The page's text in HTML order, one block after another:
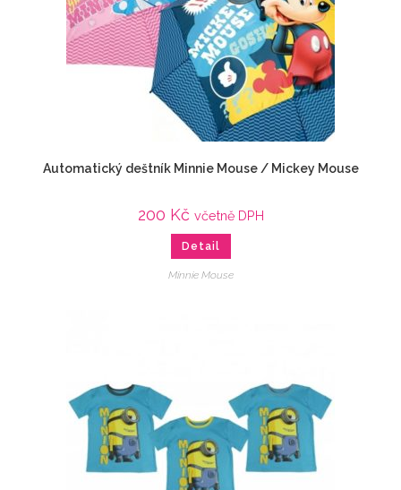
Automatický deštník Minnie Mouse / Mickey Mouse
200 Kč včetně DPH
Detail
Minnie Mouse